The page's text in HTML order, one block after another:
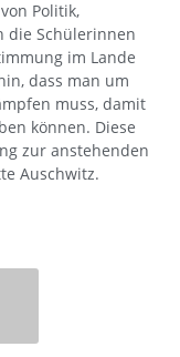
Politik,
die Schülerinnen
im Lande
dass man um
muss, damit
können. Diese
zur anstehenden
Auschwitz.